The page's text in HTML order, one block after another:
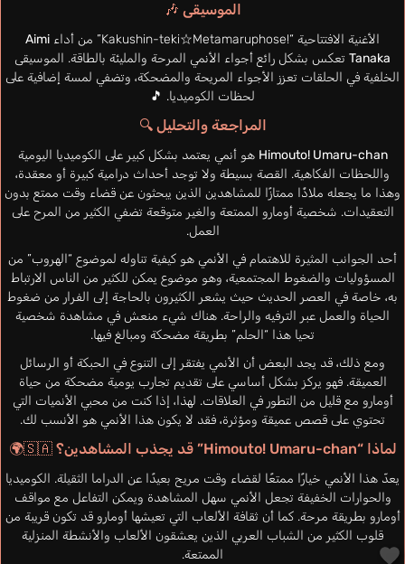
الموسيقى 🎶
الأغنية الافتتاحية “Kakushin-teki☆Metamaruphose!” من أداء Aimi
Tanaka تعكس بشكل رائع أجواء الأنمي المرحة والمليئة بالطاقة. الموسيقى
الخلفية في الحلقات تعزز الأجواء المريحة والمضحكة، وتضفي لمسة إضافية على
لحظات الكوميديا. 🎵
المراجعة والتحليل 🔍
Himouto! Umaru-chan هو أنمي يعتمد بشكل كبير على الكوميديا اليومية
واللحظات الفكاهية. القصة بسيطة ولا توجد أحداث درامية كبيرة أو معقدة،
وهذا ما يجعله ملاذًا ممتازًا للمشاهدين الذين يبحثون عن قضاء وقت ممتع بدون
التعقيدات. شخصية أومارو الممتعة والغير متوقعة تضفي الكثير من المرح على
العمل.
أحد الجوانب المثيرة للاهتمام في الأنمي هو كيفية تناوله لموضوع “الهروب” من
المسؤوليات والضغوط المجتمعية، وهو موضوع يمكن للكثير من الناس الارتباط
به، خاصة في العصر الحديث حيث يشعر الكثيرون بالحاجة إلى الفرار من ضغوط
الحياة والعمل عبر الترفيه والراحة. هناك شيء منعش في مشاهدة شخصية
تحيا هذا “الحلم” بطريقة مضحكة ومبالغ فيها.
ومع ذلك، قد يجد البعض أن الأنمي يفتقر إلى التنوع في الحبكة أو الرسائل
العميقة. فهو يركز بشكل أساسي على تقديم تجارب يومية مضحكة من حياة
أومارو مع قليل من التطور في العلاقات. لهذا، إذا كنت من محبي الأنميات التي
تحتوي على قصص عميقة ومؤثرة، فقد لا يكون هذا الأنمي هو الأنسب لك.
لماذا “Himouto! Umaru-chan” قد يجذب المشاهدين؟ 🇸🇦🌍
يعدّ هذا الأنمي خيارًا ممتعًا لقضاء وقت مريح بعيدًا عن الدراما الثقيلة. الكوميديا
والحوارات الخفيفة تجعل الأنمي سهل المشاهدة ويمكن التفاعل مع مواقف
أومارو بطريقة مرحة. كما أن ثقافة الألعاب التي تعيشها أومارو قد تكون قريبة من
قلوب الكثير من الشباب العربي الذين يعشقون الألعاب والأنشطة المنزلية
الممتعة.